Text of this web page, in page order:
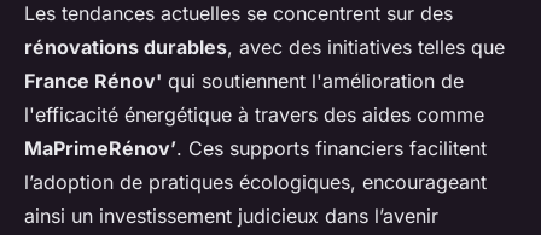
Les tendances actuelles se concentrent sur des
rénovations durables, avec des initiatives telles que
France Rénov' qui soutiennent l'amélioration de
l'efficacité énergétique à travers des aides comme
MaPrimeRénov’. Ces supports financiers facilitent
l’adoption de pratiques écologiques, encourageant
ainsi un investissement judicieux dans l’avenir